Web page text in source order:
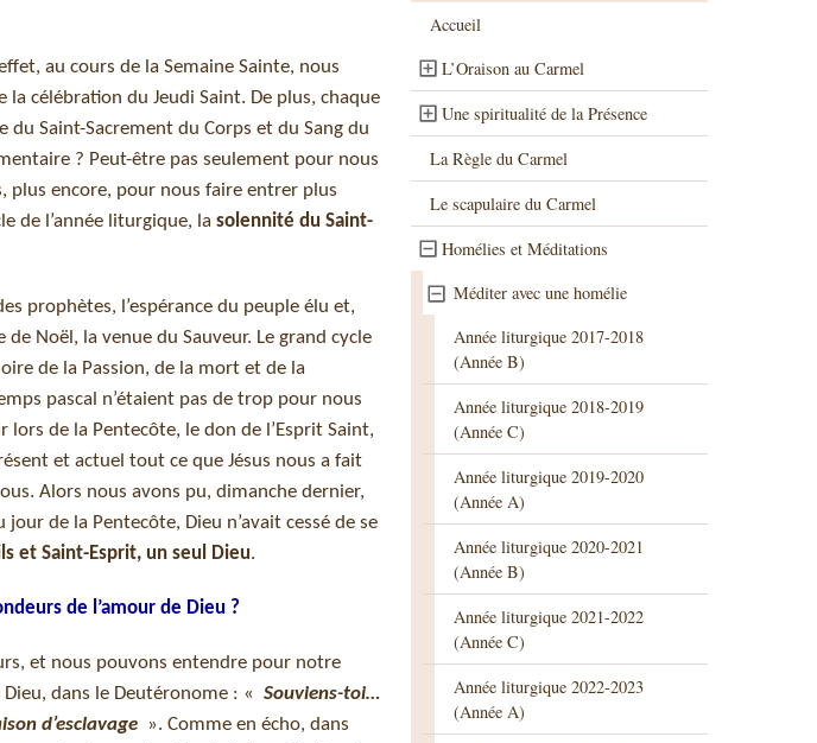
au cours de la Semaine Sainte, nous
célébration du Jeudi Saint. De plus, chaque
Saint-Sacrement du Corps et du Sang du
? Peut-être pas seulement pour nous
plus encore, pour nous faire entrer plus
de l’année liturgique, la solennité du Saint-
prophètes, l’espérance du peuple élu et,
Noël, la venue du Sauveur. Le grand cycle
de la Passion, de la mort et de la
pascal n’étaient pas de trop pour nous
de la Pentecôte, le don de l’Esprit Saint,
et actuel tout ce que Jésus nous a fait
Alors nous avons pu, dimanche dernier,
de la Pentecôte, Dieu n’avait cessé de se
et Saint-Esprit, un seul Dieu.
de l’amour de Dieu ?
et nous pouvons entendre pour notre
dans le Deutéronome : « Souviens-toi…
d’esclavage ». Comme en écho, dans
Accueil
L’Oraison au Carmel
Une spiritualité de la Présence
La Règle du Carmel
Le scapulaire du Carmel
Homélies et Méditations
Méditer avec une homélie
Année liturgique 2017-2018
(Année B)
Année liturgique 2018-2019
(Année C)
Année liturgique 2019-2020
(Année A)
Année liturgique 2020-2021
(Année B)
Année liturgique 2021-2022
(Année C)
Année liturgique 2022-2023
(Année A)